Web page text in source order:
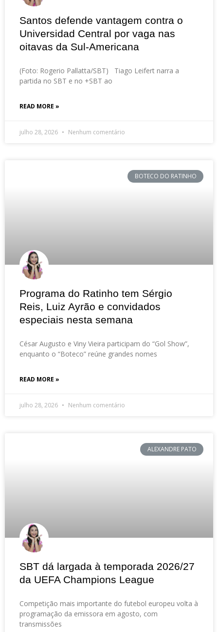
Santos defende vantagem contra o
Universidad Central por vaga nas
oitavas da Sul-Americana
(Foto: Rogerio Pallatta/SBT) Tiago Leifert narra a
partida no SBT e no +SBT ao
READ MORE »
julho 28, 2026 Nenhum comentário
BOTECO DO RATINHO
Programa do Ratinho tem Sérgio
Reis, Luiz Ayrão e convidados
especiais nesta semana
César Augusto e Viny Vieira participam do “Gol Show”,
enquanto o “Boteco” reúne grandes nomes
READ MORE »
julho 28, 2026 Nenhum comentário
ALEXANDRE PATO
SBT dá largada à temporada 2026/27
da UEFA Champions League
Competição mais importante do futebol europeu volta à
programação da emissora em agosto, com
transmissões